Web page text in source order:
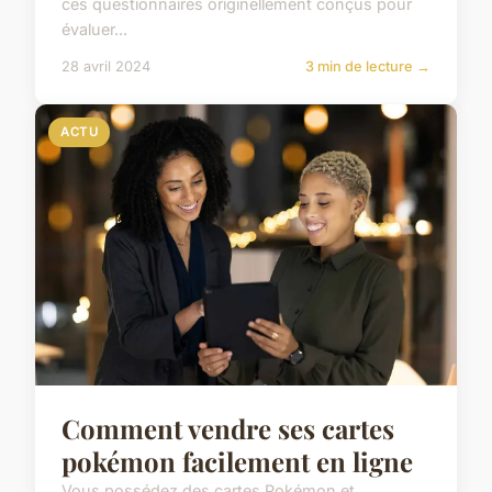
évaluer...
28 avril 2024 3 min de lecture →
ACTU
Comment vendre ses cartes
pokémon facilement en ligne